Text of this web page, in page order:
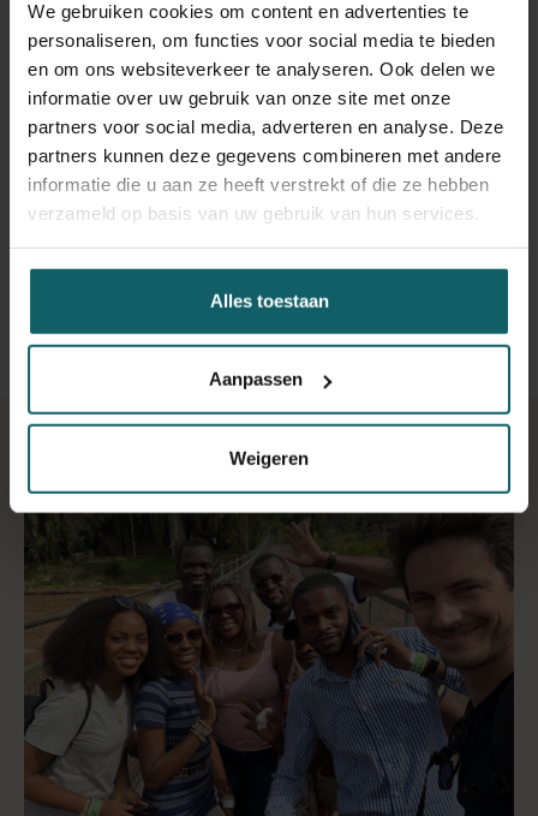
We gebruiken cookies om content en advertenties te
personaliseren, om functies voor social media te bieden
en om ons websiteverkeer te analyseren. Ook delen we
informatie over uw gebruik van onze site met onze
partners voor social media, adverteren en analyse. Deze
partners kunnen deze gegevens combineren met andere
informatie die u aan ze heeft verstrekt of die ze hebben
verzameld op basis van uw gebruik van hun services.
Alles toestaan
Aanpassen
Weigeren
samenwerking met de groepen onder leiding vanprof.
Placide Mbala-Kingebeni(INRB, DRC) en prof. Laurens
Liesenborghs(Dienst Klinische Opkomende
Infectieziekten, ITG) hielp deze geïntegreerde aanpak bij
het ophelderen van mpox-uitbrakenin voorheen niet-
endemische regio's (bv. België) en endemische gebieden
(bv. de Democratische Republiek Congo). Dat versterkte
onze klinische herkenning, laboratoriumdiagnostiek en
uitbraakrespons.